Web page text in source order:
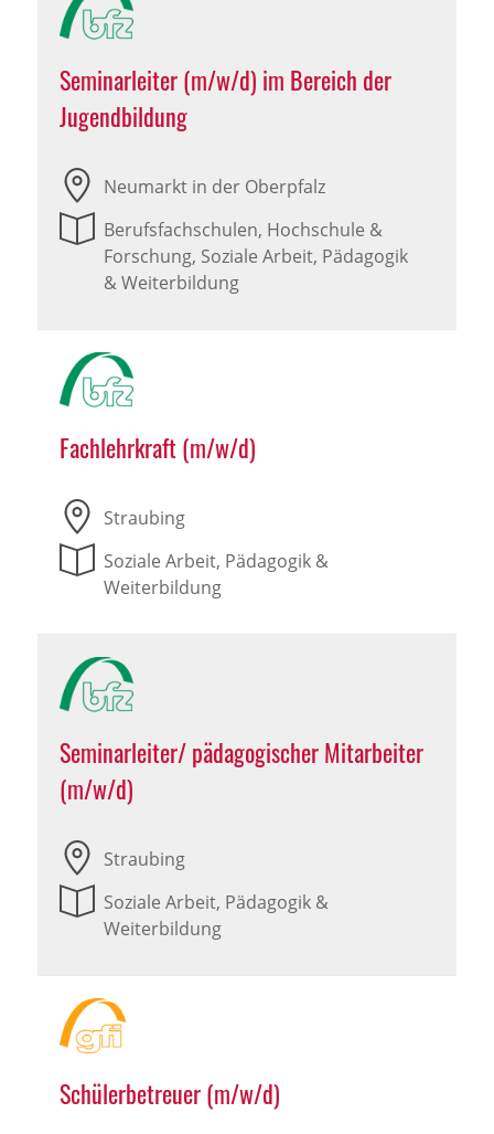
Seminarleiter (m/w/d) im Bereich der
Jugendbildung
Neumarkt in der Oberpfalz
Berufsfachschulen, Hochschule &
Forschung, Soziale Arbeit, Pädagogik
& Weiterbildung
Fachlehrkraft (m/w/d)
Straubing
Soziale Arbeit, Pädagogik &
Weiterbildung
Seminarleiter/ pädagogischer Mitarbeiter
(m/w/d)
Straubing
Soziale Arbeit, Pädagogik &
Weiterbildung
Schülerbetreuer (m/w/d)